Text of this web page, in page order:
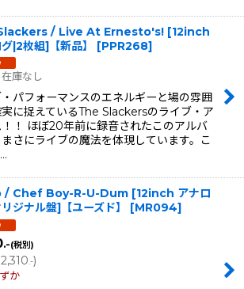
/ Live At Ernesto's! [12inch
|2枚組]【新品】
[PPR268]
庫なし
パフォーマンスのエネルギーと場の雰囲
に捉えているThe Slackersのライブ・ア
！ ほぼ20年前に録音されたこのアルバ
さにライブの魔法を体現しています。こ
/ Chef Boy-R-U-Dum [12inch アナロ
ジナル盤]【ユーズド】
[MR094]
.-(税別)
2,310.-)
か